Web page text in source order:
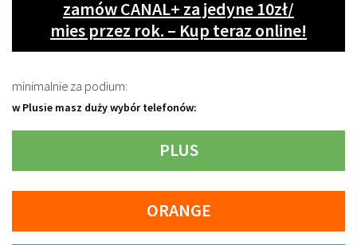
zamów CANAL+ za jedyne 10zł/
mies przez rok. – Kup teraz online!
minimalnie za podium:
w Plusie masz duży wybór telefonów:
PLUS
ORANGE